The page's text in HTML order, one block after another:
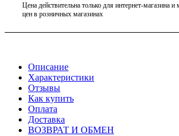
Цена действительна только для интернет-магазина и
цен в розничных магазинах
Описание
Характеристики
Отзывы
Как купить
Оплата
Доставка
ВОЗВРАТ И ОБМЕН